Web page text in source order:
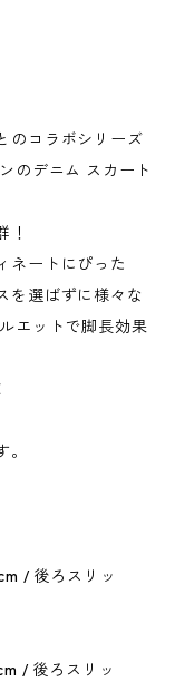
のコラボシリーズ
のデニム スカート
！
ネートにぴった
を選ばずに様々な
エットで脚長効果
/ 後ろスリッ
/ 後ろスリッ